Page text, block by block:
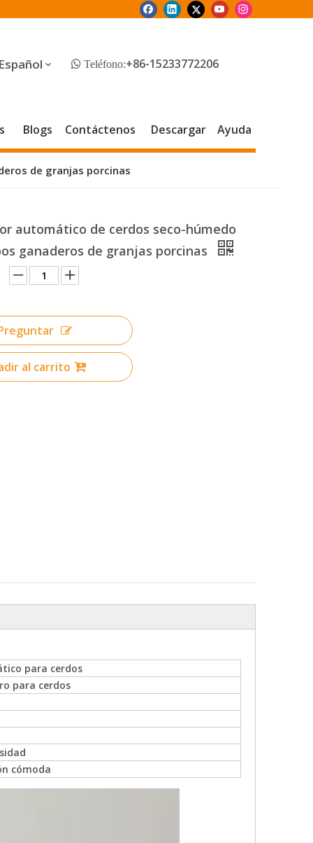
Español  Teléfono:+86-15233772206
Blogs Contáctenos Descargar Ayuda
de granjas porcinas
automático de cerdos seco-húmedo
ganaderos de granjas porcinas
al carrito
para cerdos
para cerdos
cómoda